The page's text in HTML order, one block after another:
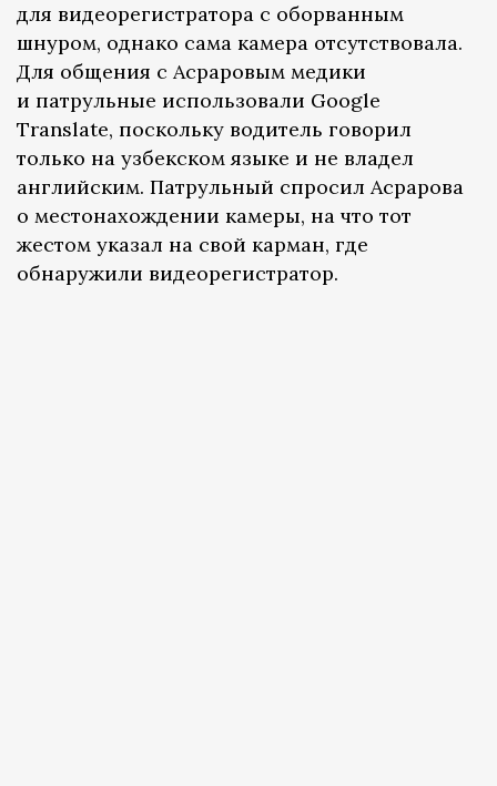
для видеорегистратора с оборванным
шнуром, однако сама камера отсутствовала.
Для общения с Асраровым медики
и патрульные использовали Google
Translate, поскольку водитель говорил
только на узбекском языке и не владел
английским. Патрульный спросил Асрарова
о местонахождении камеры, на что тот
жестом указал на свой карман, где
обнаружили видеорегистратор.